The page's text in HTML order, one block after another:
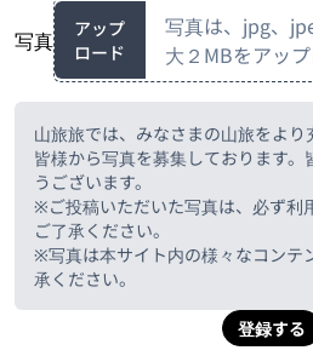
写真
アップ
ロード
写真は、jpg、
大２MBをアッ
山旅旅では、みなさまの山旅をより
皆様から写真を募集しております。
うございます。
※ご投稿いただいた写真は、必ず利
ご了承ください。
※写真は本サイト内の様々なコンテ
承ください。
登録する